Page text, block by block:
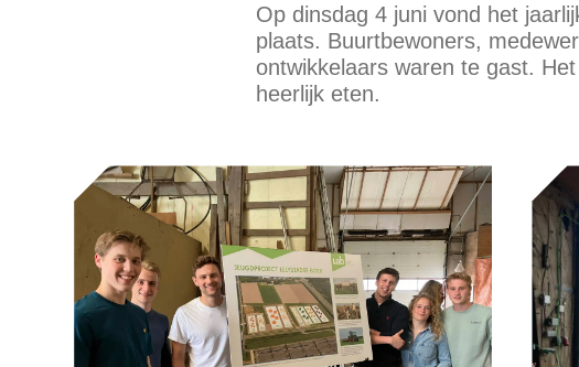
Op dinsdag 4 juni vond het
plaats. Buurtbewoners,
ontwikkelaars waren te gast.
heerlijk eten.